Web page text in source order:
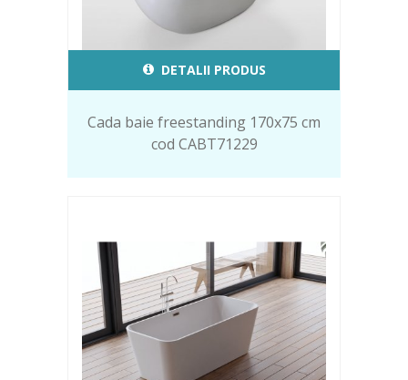
DETALII PRODUS
Cada baie freestanding 170x75 cm
cod CABT71229